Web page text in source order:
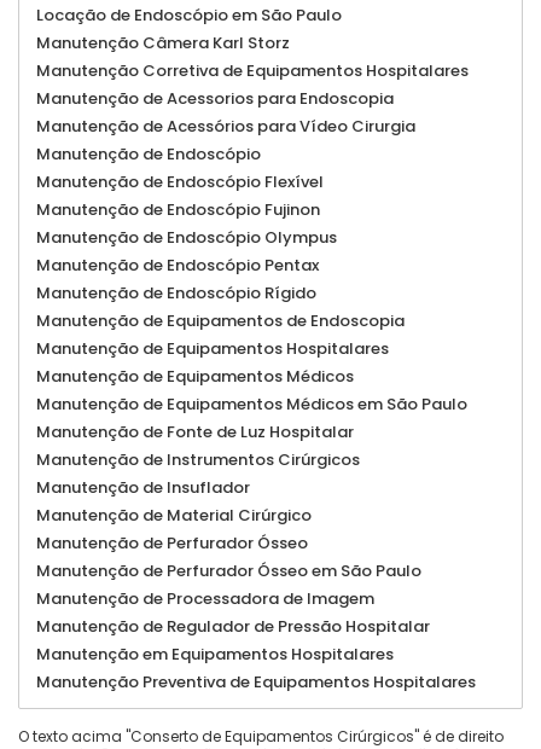
Locação de Endoscópio em São Paulo
Manutenção Câmera Karl Storz
Manutenção Corretiva de Equipamentos Hospitalares
Manutenção de Acessorios para Endoscopia
Manutenção de Acessórios para Vídeo Cirurgia
Manutenção de Endoscópio
Manutenção de Endoscópio Flexível
Manutenção de Endoscópio Fujinon
Manutenção de Endoscópio Olympus
Manutenção de Endoscópio Pentax
Manutenção de Endoscópio Rígido
Manutenção de Equipamentos de Endoscopia
Manutenção de Equipamentos Hospitalares
Manutenção de Equipamentos Médicos
Manutenção de Equipamentos Médicos em São Paulo
Manutenção de Fonte de Luz Hospitalar
Manutenção de Instrumentos Cirúrgicos
Manutenção de Insuflador
Manutenção de Material Cirúrgico
Manutenção de Perfurador Ósseo
Manutenção de Perfurador Ósseo em São Paulo
Manutenção de Processadora de Imagem
Manutenção de Regulador de Pressão Hospitalar
Manutenção em Equipamentos Hospitalares
Manutenção Preventiva de Equipamentos Hospitalares
O texto acima "Conserto de Equipamentos Cirúrgicos" é de direito